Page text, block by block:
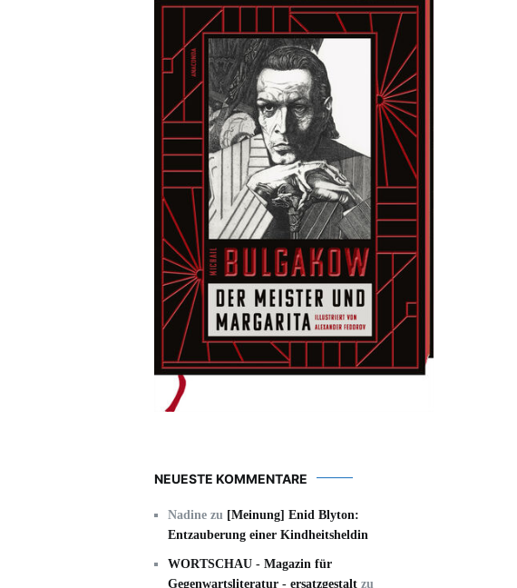
NEUESTE KOMMENTARE
Nadine zu [Meinung] Enid Blyton:
Entzauberung einer Kindheitsheldin
WORTSCHAU - Magazin für
Gegenwartsliteratur - ersatzgestalt zu